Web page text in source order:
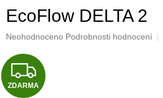
EcoFlow DELTA 2
Průměrné
produktu
0,0
z
Neohodnoceno Podrobnosti hodnocení
Z
ZDARMA